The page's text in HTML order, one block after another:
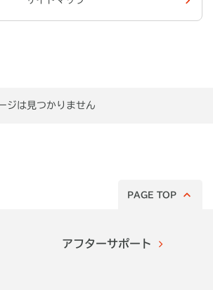
ジは見つかりません
PAGE TOP
アフターサポート